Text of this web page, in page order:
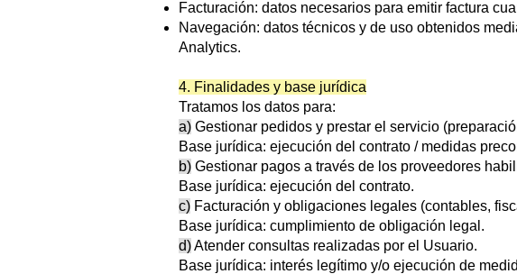
Facturación: datos necesarios para emitir factura
Navegación: datos técnicos y de uso obtenidos
Analytics.
4. Finalidades y base jurídica
Tratamos los datos para:
a) Gestionar pedidos y prestar el servicio
Base jurídica: ejecución del contrato / medidas
b) Gestionar pagos a través de los proveedores
Base jurídica: ejecución del contrato.
c) Facturación y obligaciones legales (contables,
Base jurídica: cumplimiento de obligación legal.
d)Atender consultas realizadas por el Usuario.
Base jurídica: interés legítimo y/o ejecución de